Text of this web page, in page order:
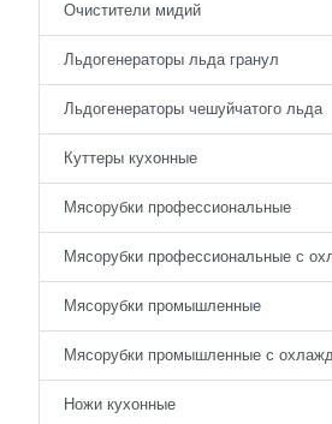
Очистители мидий
Льдогенераторы льда гранул
Льдогенераторы чешуйчатого льда
Куттеры кухонные
Мясорубки профессиональные
Мясорубки профессиональные с
Мясорубки промышленные
Мясорубки промышленные с
Ножи кухонные